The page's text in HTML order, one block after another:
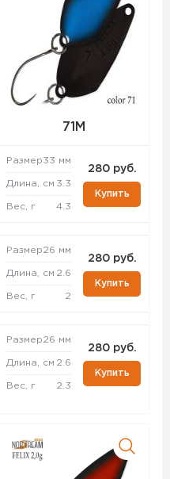
71M
Размер33 мм
Длина, см 3.3
Вес, г 4.3
280 руб.
Купить
Размер26 мм
Длина, см 2.6
Вес, г 2
280 руб.
Купить
Размер26 мм
Длина, см 2.6
Вес, г 2.3
280 руб.
Купить